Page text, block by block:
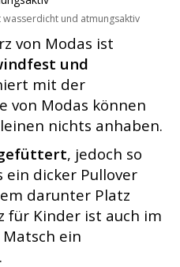
und atmungsaktiv
von Modas ist
und
mit der
von Modas können
nichts anhaben.
, jedoch so
ein dicker Pullover
darunter Platz
für Kinder ist auch im
ein